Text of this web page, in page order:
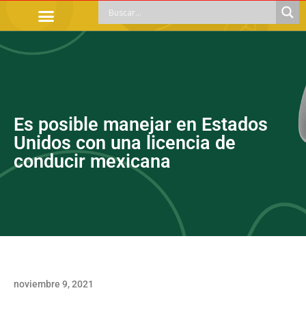
Es posible manejar en Estados
Unidos con una licencia de
conducir mexicana
noviembre 9, 2021